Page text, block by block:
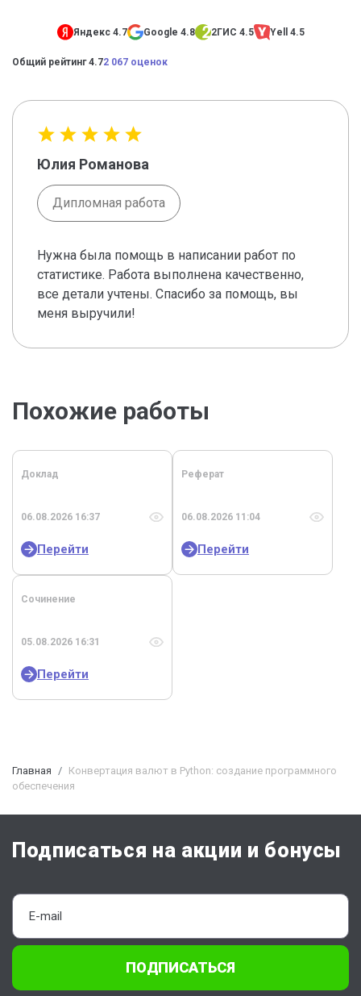
Яндекс 4.7 Google 4.8 2ГИС 4.5 Yell 4.5
Общий рейтинг 4.72 067 оценок
Юлия Романова
Дипломная работа
Нужна была помощь в написании работ по
статистике. Работа выполнена качественно,
все детали учтены. Спасибо за помощь, вы
меня выручили!
Похожие работы
Доклад
06.08.2026 16:37
Перейти
Реферат
06.08.2026 11:04
Перейти
Сочинение
05.08.2026 16:31
Перейти
Главная
Конвертация валют в Python: создание программного
обеспечения
Подписаться на акции и бонусы
ПОДПИСАТЬСЯ